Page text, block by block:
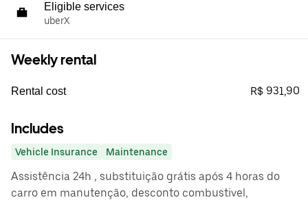
Eligible services
uberX
Weekly rental
Rental cost R$ 931,90
Includes
Vehicle Insurance Maintenance
Assistência 24h , substituição grátis após 4 horas do
carro em manutenção, desconto combustivel,